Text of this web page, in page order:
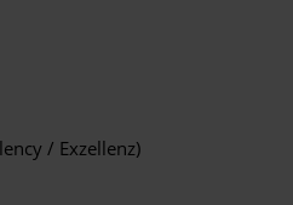
/ Exzellenz)